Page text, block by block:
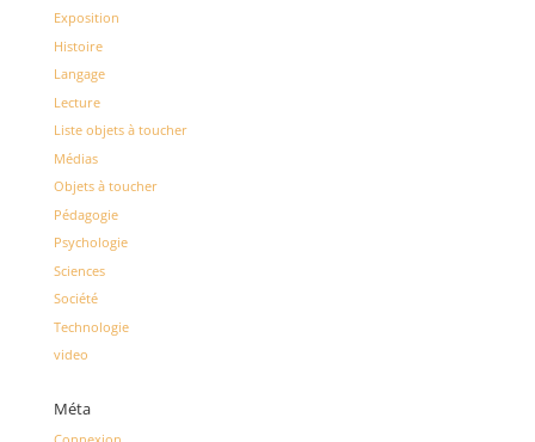
Exposition
Histoire
Langage
Lecture
Liste objets à toucher
Médias
Objets à toucher
Pédagogie
Psychologie
Sciences
Société
Technologie
video
Méta